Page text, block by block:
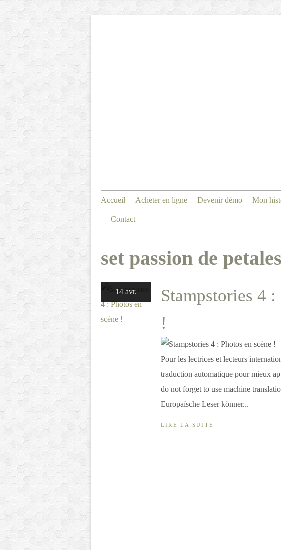
Accueil Acheter en ligne Devenir démo Mon
Contact
set passion de petales
14 avr.
Stampstories 4 :
!
Pour les lectrices et lecteurs
traduction automatique pour mieux
do not forget to use machine
Europaïsche Leser könner...
LIRE LA SUITE